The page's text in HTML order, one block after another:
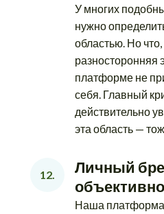
У многих
нужно
областью. Но
разносторонняя
платформе не
себя. Главный
действительно
эта область —
12.
Личный
Наша платформа